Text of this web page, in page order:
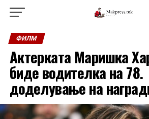
ФИЛМ
Актерката Маришка
биде водителка на 78.
доделување на